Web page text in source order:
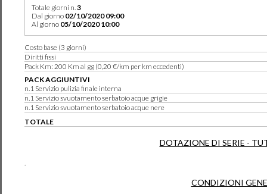
Totale giorni n.3
Dal giorno 02/10/2020 09:00
Al giorno 05/10/2020 10:00
Costo base (3 giorni)
Diritti fissi
Pack Km: 200 Km al gg (0,20 €/km per km eccedenti)
PACK AGGIUNTIVI
n.1 Servizio pulizia finale interna
n.1 Servizio svuotamento serbatoio acque grigie
n.1 Servizio svuotamento serbatoio acque nere
TOTALE
DOTAZIONE DI SERIE -
CONDIZIONI